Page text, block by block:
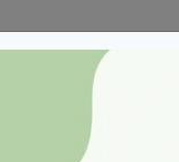
泉民宿